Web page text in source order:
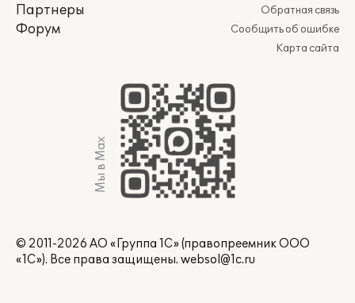
Партнеры
Форум
Обратная связь
Сообщить об ошибке
Карта сайта
Мы в Max
© 2011-2026 АО «Группа 1С» (правопреемник ООО
«1С»). Все права защищены. websol@1c.ru